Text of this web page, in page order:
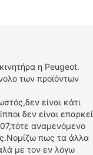
η Peugeot.
των προϊόντων
είναι κάτι
δεν είναι
αναμενόμενο
πως τα άλλα
με τον εν λόγω